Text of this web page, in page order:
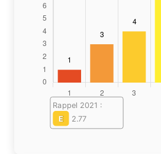
Rappel 2021 :
E
2.77